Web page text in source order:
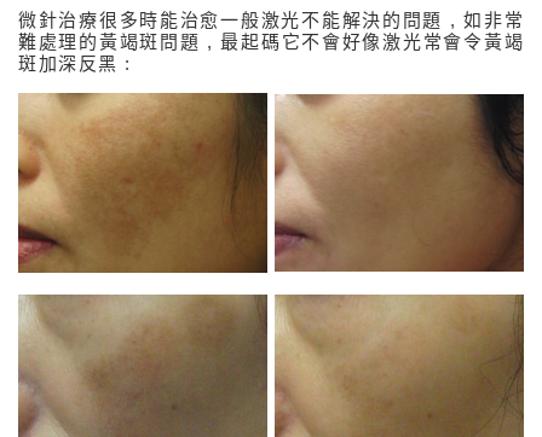
微針治療很多時能治愈一般激光不能解決的問題 , 如非常
難處理的黃竭斑問題 , 最起碼它不會好像激光常會令黃竭
斑加深反黑 :